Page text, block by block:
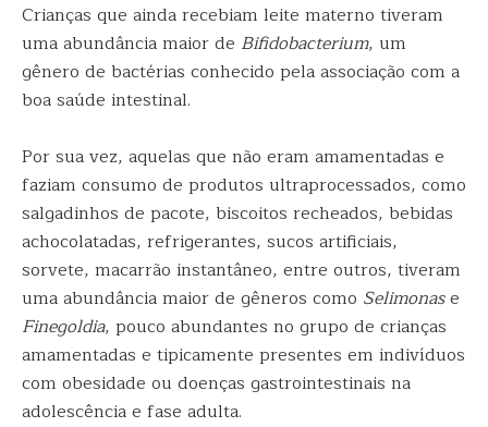
Crianças que ainda recebiam leite materno tiveram
uma abundância maior de Bifidobacterium, um
gênero de bactérias conhecido pela associação com a
boa saúde intestinal.
Por sua vez, aquelas que não eram amamentadas e
faziam consumo de produtos ultraprocessados, como
salgadinhos de pacote, biscoitos recheados, bebidas
achocolatadas, refrigerantes, sucos artificiais,
sorvete, macarrão instantâneo, entre outros, tiveram
uma abundância maior de gêneros como Selimonase
Finegoldia, pouco abundantes no grupo de crianças
amamentadas e tipicamente presentes em indivíduos
com obesidade ou doenças gastrointestinais na
adolescência e fase adulta.